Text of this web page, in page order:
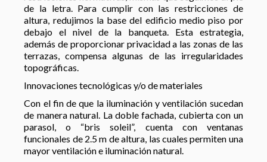
de la letra. Para cumplir con las restricciones de
altura, redujimos la base del edificio medio piso por
debajo el nivel de la banqueta. Esta estrategia,
además de proporcionar privacidad a las zonas de las
terrazas, compensa algunas de las irregularidades
topográficas.
Innovaciones tecnológicas y/o de materiales
Con el fin de que la iluminación y ventilación sucedan
de manera natural. La doble fachada, cubierta con un
parasol, o “bris soleil”, cuenta con ventanas
funcionales de 2.5 m de altura, las cuales permiten una
mayor ventilación e iluminación natural.